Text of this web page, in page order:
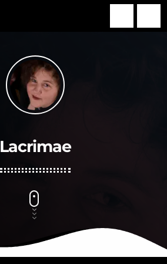
Lacrimae